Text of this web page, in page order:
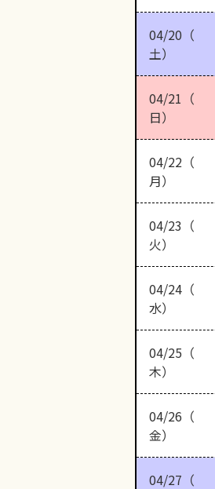
04/20（
土）
04/21（
日）
04/22（
月）
04/23（
火）
04/24（
水）
04/25（
木）
04/26（
金）
04/27（